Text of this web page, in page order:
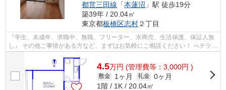
都営三田線 「本蓮沼 」駅 徒歩19分
築39年 / 20.04㎡
東京都板橋区志村２丁目
『学生、未成年、求職中、無職、フリーター、水商売、生活保護、保証人無
し』 その他ご事情がある方など、まずはお気軽にご相談ください！ べテラン
4.5万円 (管理費等：3,000円 )
敷金 1ヶ月 礼金 0ヶ月
1階 / 1K / 20.04㎡